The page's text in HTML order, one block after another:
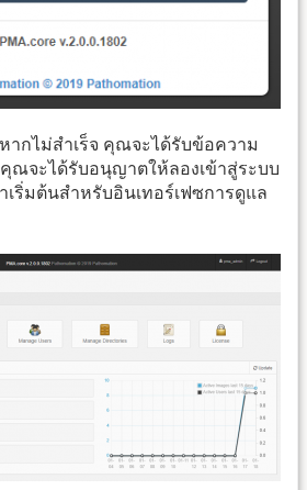
หากไม่สำเร็จ คุณจะได้รับข้อความ
ณจะได้รับอนุญาตให้ลองเข้าสู่ระบบ
ริ่มต้นสำหรับอินเทอร์เฟซการดูแล